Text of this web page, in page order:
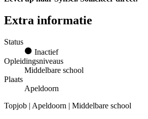
Extra informatie
Status
Inactief
Opleidingsniveaus
Middelbare school
Plaats
Apeldoorn
Topjob | Apeldoorn | Middelbare school